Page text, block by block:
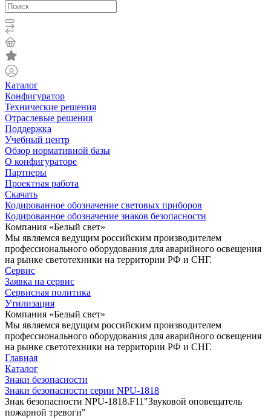
Каталог
Конфигуратор
Технические решения
Отраслевые решения
Поддержка
Учебный центр
Обзор нормативной базы
О конфигураторе
Партнеры
Проектная работа
Скачать
Кодированное обозначение световых приборов
Кодированное обозначение знаков безопасности
Компания «Белый свет»
Мы являемся ведущим российским производителем
профессионального оборудования для аварийного освещения
на рынке светотехники на территории РФ и СНГ.
Сервис
Заявка на сервис
Сервисная политика
Утилизация
Компания «Белый свет»
Мы являемся ведущим российским производителем
профессионального оборудования для аварийного освещения
на рынке светотехники на территории РФ и СНГ.
Главная
Каталог
Знаки безопасности
Знаки безопасности серии NPU-1818
Знак безопасности NPU-1818.F11"Звуковой оповещатель
пожарной тревоги"